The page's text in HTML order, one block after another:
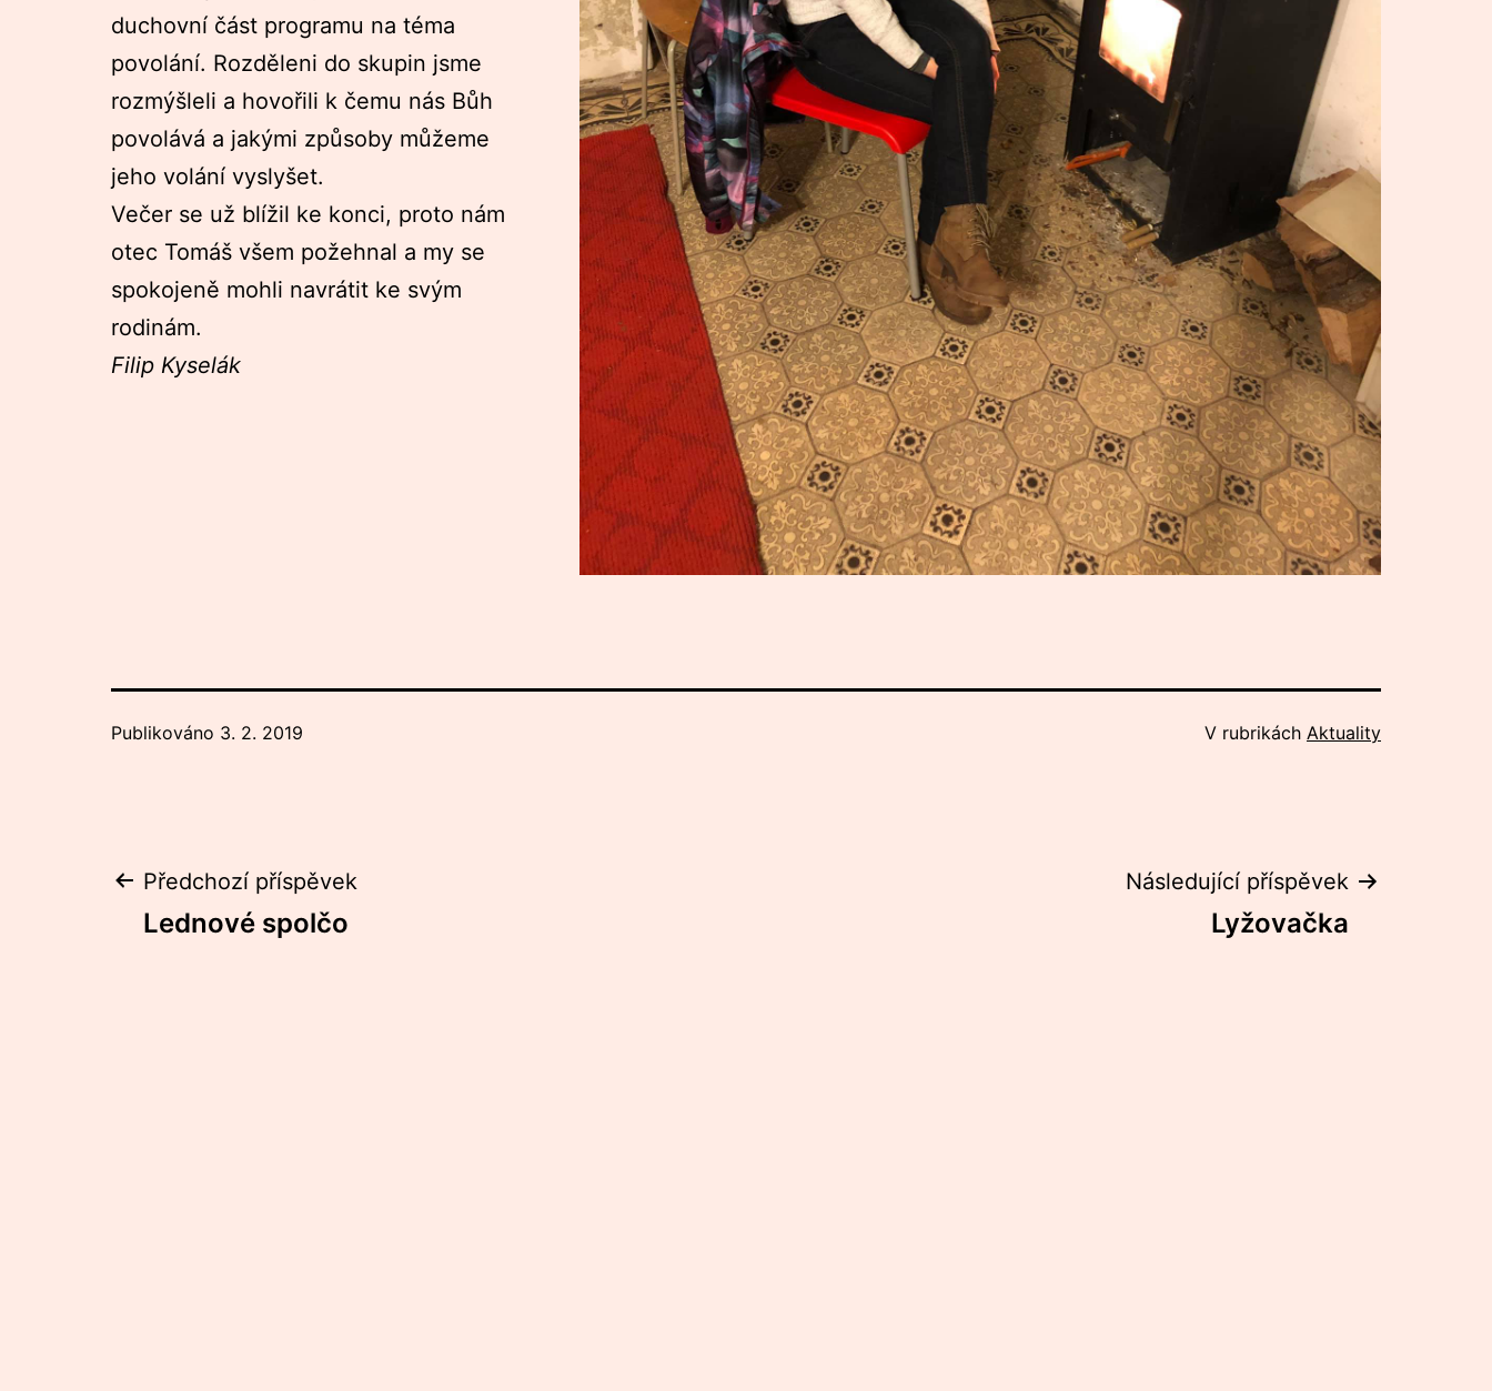
duchovní část programu na téma
povolání. Rozděleni do skupin jsme
rozmýšleli a hovořili k čemu nás Bůh
povolává a jakými způsoby můžeme
jeho volání vyslyšet.
Večer se už blížil ke konci, proto nám
otec Tomáš všem požehnal a my se
spokojeně mohli navrátit ke svým
rodinám.
Filip Kyselák
Publikováno 3. 2. 2019 V rubrikách Aktuality
Navigace
Předchozí příspěvek
Lednové spolčo
Následující příspěvek
Lyžovačka